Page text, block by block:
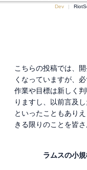
Dev
こちらの投稿では、
くなっていますが、
作業や目標は新しく
りますし、以前言及
といったこともあり
きる限りのことを皆
ラムスの小